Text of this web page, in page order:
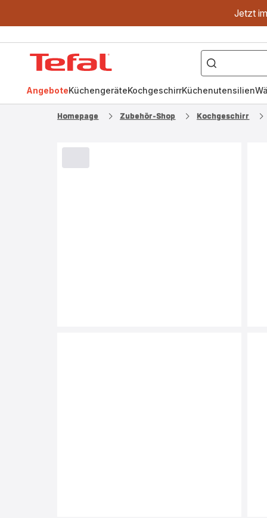
Jetzt
["OptiGrill","Easy
Fry","Pfanne"]
AngeboteKüchengeräteKochgeschirrKüchenutensilien
Homepage Zubehör-Shop Kochgeschirr